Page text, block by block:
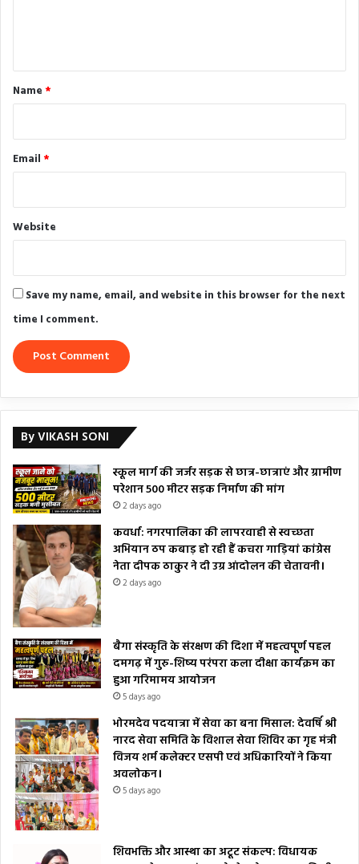
*
Name *
Email *
Website
Save my name, email, and website in this browser for the next
time I comment.
By VIKASH SONI
स्कूल मार्ग की जर्जर सड़क से छात्र-छात्राएं और ग्रामीण
परेशान 500 मीटर सड़क निर्माण की मांग
2 days ago
कवर्धा: नगरपालिका की लापरवाही से स्वच्छता
अभियान ठप कबाड़ हो रही हैं कचरा गाड़ियां कांग्रेस
नेता दीपक ठाकुर ने दी उग्र आंदोलन की चेतावनी।
2 days ago
बैगा संस्कृति के संरक्षण की दिशा में महत्वपूर्ण पहल
दमगढ़ में गुरु-शिष्य परंपरा कला दीक्षा कार्यक्रम का
हुआ गरिमामय आयोजन
5 days ago
भोरमदेव पदयात्रा में सेवा का बना मिसाल: देवर्षि श्री
नारद सेवा समिति के विशाल सेवा शिविर का गृह मंत्री
विजय शर्म कलेक्टर एसपी एवं अधिकारियों ने किया
अवलोकन।
5 days ago
शिवभक्ति और आस्था का अटूट संकल्प: विधायक